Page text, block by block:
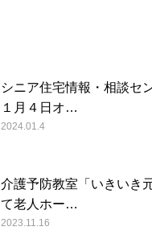
シニア住宅情報・相談セ
１月４日オ…
2024.01.4
介護予防教室「いきいき
て老人ホー…
2023.11.16